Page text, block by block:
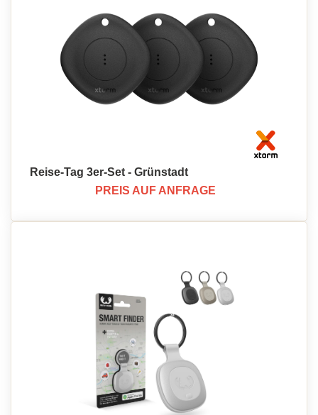
Reise-Tag 3er-Set - Grünstadt
PREIS AUF ANFRAGE